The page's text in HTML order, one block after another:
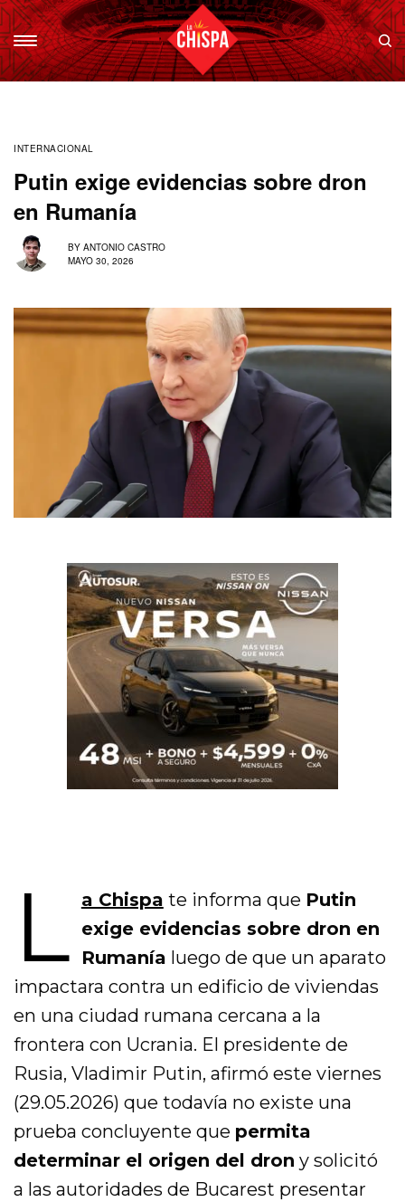
INTERNACIONAL
Putin exige evidencias sobre dron
en Rumanía
BY ANTONIO CASTRO
MAYO 30, 2026
L a Chispa te informa que Putin
exige evidencias sobre dron en
Rumanía luego de que un aparato
impactara contra un edificio de viviendas
en una ciudad rumana cercana a la
frontera con Ucrania. El presidente de
Rusia, Vladimir Putin, afirmó este viernes
(29.05.2026) que todavía no existe una
prueba concluyente que permita
determinar el origen del dron y solicitó
a las autoridades de Bucarest presentar